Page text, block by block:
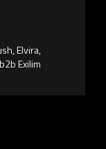
Elvira,
Exilim